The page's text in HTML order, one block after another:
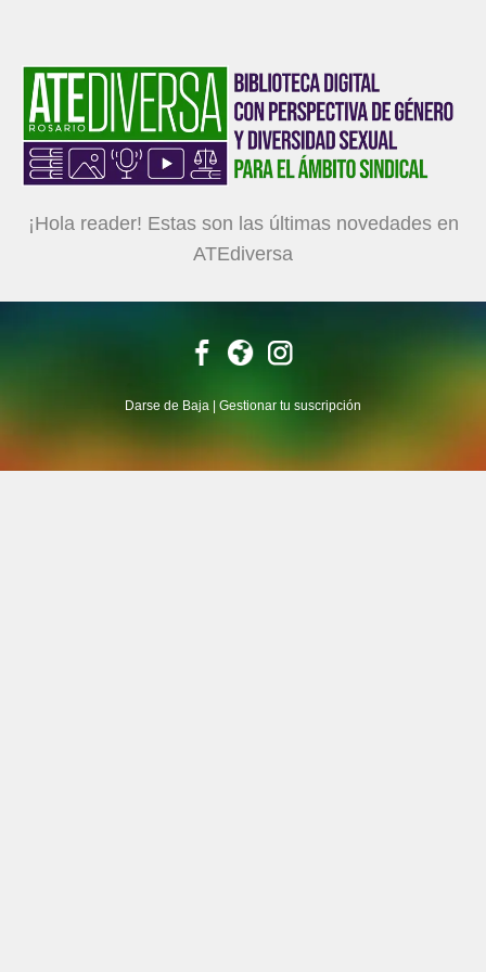
¡Hola reader! Estas son las últimas novedades en
ATEdiversa
Darse de Baja Gestionar tu suscripción